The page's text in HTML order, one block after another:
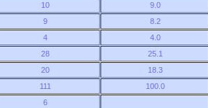
10 9.0
9 8.2
4 4.0
28 25.1
20 18.3
111
100.0
6